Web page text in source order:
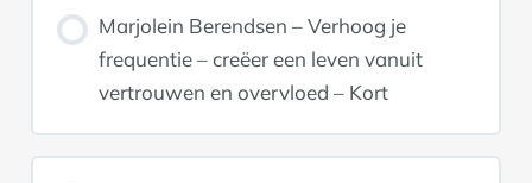
Marjolein Berendsen – Verhoog je
frequentie – creëer een leven vanuit
vertrouwen en overvloed – Kort